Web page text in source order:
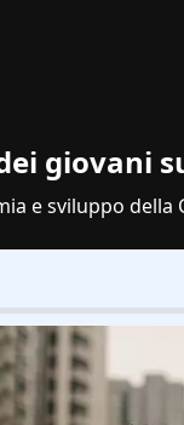
giovani
e sviluppo della